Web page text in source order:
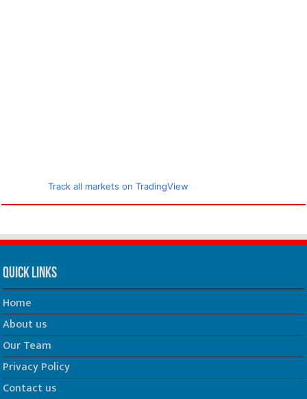
Track all markets on TradingView
Quick Links
Home
About us
Our Team
Privacy Policy
Contact us